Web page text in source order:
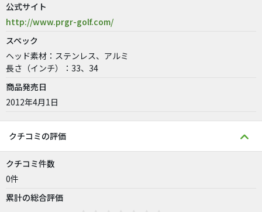
公式サイト
http://www.prgr-golf.com/
スペック
ヘッド素材：ステンレス、アルミ
長さ（インチ）：33、34
商品発売日
2012年4月1日
クチコミの評価
クチコミ件数
0件
累計の総合評価